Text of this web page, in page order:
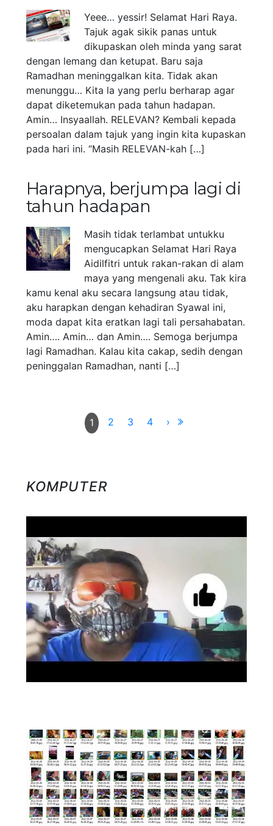
Yeee… yessir! Selamat Hari Raya.
Tajuk agak sikik panas untuk
dikupaskan oleh minda yang sarat
dengan lemang dan ketupat. Baru saja
Ramadhan meninggalkan kita. Tidak akan
menunggu… Kita la yang perlu berharap agar
dapat diketemukan pada tahun hadapan.
Amin… Insyaallah. RELEVAN? Kembali kepada
persoalan dalam tajuk yang ingin kita kupaskan
pada hari ini. “Masih RELEVAN-kah […]
Harapnya, berjumpa lagi di
tahun hadapan
Masih tidak terlambat untukku
mengucapkan Selamat Hari Raya
Aidilfitri untuk rakan-rakan di alam
maya yang mengenali aku. Tak kira
kamu kenal aku secara langsung atau tidak,
aku harapkan dengan kehadiran Syawal ini,
moda dapat kita eratkan lagi tali persahabatan.
Amin…. Amin… dan Amin…. Semoga berjumpa
lagi Ramadhan. Kalau kita cakap, sedih dengan
peninggalan Ramadhan, nanti […]
1 2 3 4 ›
KOMPUTER